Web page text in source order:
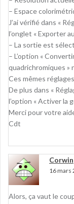
– Espace
J’ai vérifié dans «
l’onglet « Exporter
– La sortie est
– L’option «
quadrichromiques »
Ces mêmes
De plus dans «
l’option « Activer la
Merci pour votre
Cdt
Corwin
16 mars
Alors, ça vaut le